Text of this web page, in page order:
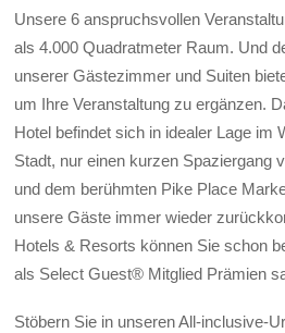
Unsere 6 anspruchsvollen
als 4.000 Quadratmeter Raum. Und
unserer Gästezimmer und Suiten
um Ihre Veranstaltung zu ergänzen.
Hotel befindet sich in idealer Lage im
Stadt, nur einen kurzen Spaziergang
und dem berühmten Pike Place
unsere Gäste immer wieder
Hotels & Resorts können Sie schon
als Select Guest® Mitglied Prämien
Stöbern Sie in unseren All-inclusive-